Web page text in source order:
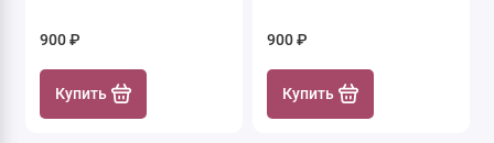
900 ₽
Купить
900 ₽
Купить